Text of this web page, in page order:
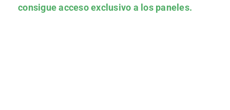
consigue acceso exclusivo a los paneles.